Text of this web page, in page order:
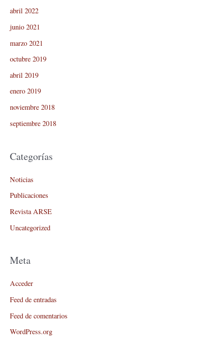
abril 2022
junio 2021
marzo 2021
octubre 2019
abril 2019
enero 2019
noviembre 2018
septiembre 2018
Categorías
Noticias
Publicaciones
Revista ARSE
Uncategorized
Meta
Acceder
Feed de entradas
Feed de comentarios
WordPress.org